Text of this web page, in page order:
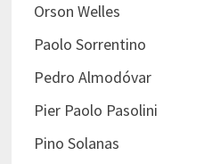
Orson Welles
Paolo Sorrentino
Pedro Almodóvar
Pier Paolo Pasolini
Pino Solanas